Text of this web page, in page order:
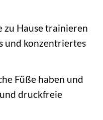
zu Hause trainieren
und konzentriertes
Füße haben und
druckfreie